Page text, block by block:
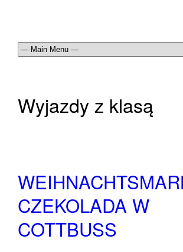
Wyjazdy z klasą
CZEKOLADA W
COTTBUSS